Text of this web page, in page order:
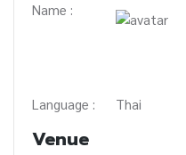
Name :
Language : Thai
Venue